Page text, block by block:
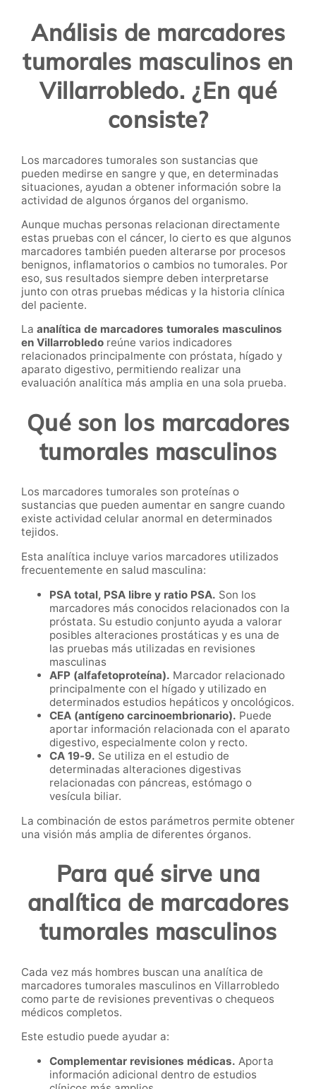
Análisis de marcadores
tumorales masculinos en
Villarrobledo. ¿En qué
consiste?
Los marcadores tumorales son sustancias que
pueden medirse en sangre y que, en determinadas
situaciones, ayudan a obtener información sobre la
actividad de algunos órganos del organismo.
Aunque muchas personas relacionan directamente
estas pruebas con el cáncer, lo cierto es que algunos
marcadores también pueden alterarse por procesos
benignos, inflamatorios o cambios no tumorales. Por
eso, sus resultados siempre deben interpretarse
junto con otras pruebas médicas y la historia clínica
del paciente.
La analítica de marcadores tumorales masculinos
en Villarrobledo reúne varios indicadores
relacionados principalmente con próstata, hígado y
aparato digestivo, permitiendo realizar una
evaluación analítica más amplia en una sola prueba.
Qué son los marcadores
tumorales masculinos
Los marcadores tumorales son proteínas o
sustancias que pueden aumentar en sangre cuando
existe actividad celular anormal en determinados
tejidos.
Esta analítica incluye varios marcadores utilizados
frecuentemente en salud masculina:
PSA total, PSA libre y ratio PSA. Son los
marcadores más conocidos relacionados con la
próstata. Su estudio conjunto ayuda a valorar
posibles alteraciones prostáticas y es una de
las pruebas más utilizadas en revisiones
masculinas
AFP (alfafetoproteína). Marcador relacionado
principalmente con el hígado y utilizado en
determinados estudios hepáticos y oncológicos.
CEA (antígeno carcinoembrionario). Puede
aportar información relacionada con el aparato
digestivo, especialmente colon y recto.
CA 19-9. Se utiliza en el estudio de
determinadas alteraciones digestivas
relacionadas con páncreas, estómago o
vesícula biliar.
La combinación de estos parámetros permite obtener
una visión más amplia de diferentes órganos.
Para qué sirve una
analítica de marcadores
tumorales masculinos
Cada vez más hombres buscan una analítica de
marcadores tumorales masculinos en Villarrobledo
como parte de revisiones preventivas o chequeos
médicos completos.
Este estudio puede ayudar a:
Complementar revisiones médicas. Aporta
información adicional dentro de estudios